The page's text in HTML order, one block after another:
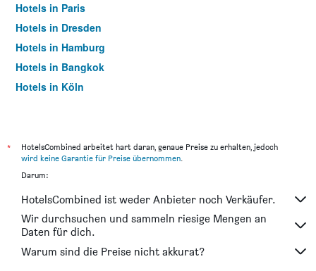
Hotels in Paris
Hotels in Dresden
Hotels in Hamburg
Hotels in Bangkok
Hotels in Köln
*
HotelsCombined arbeitet hart daran, genaue Preise zu erhalten, jedoch
wird keine Garantie für Preise übernommen.
Darum:
HotelsCombined ist weder Anbieter noch Verkäufer.
Wir durchsuchen und sammeln riesige Mengen an
Daten für dich.
Warum sind die Preise nicht akkurat?